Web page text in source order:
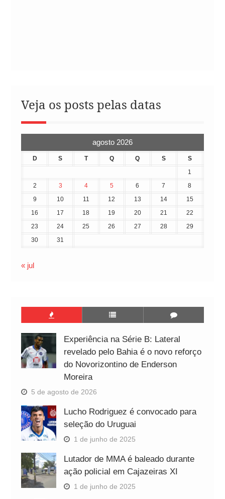
Veja os posts pelas datas
agosto 2026
D S T Q Q S
S
1
2
3 4 5 6 7
8
9
10 11 12 13 14
15
16
17 18 19 20 21
22
23
24 25 26 27 28
29
30
31
« jul
Experiência na Série B: Lateral
revelado pelo Bahia é o novo reforço
do Novorizontino de Enderson
Moreira
5 de agosto de 2026
Lucho Rodriguez é convocado para
seleção do Uruguai
1 de junho de 2025
Lutador de MMA é baleado durante
ação policial em Cajazeiras XI
1 de junho de 2025